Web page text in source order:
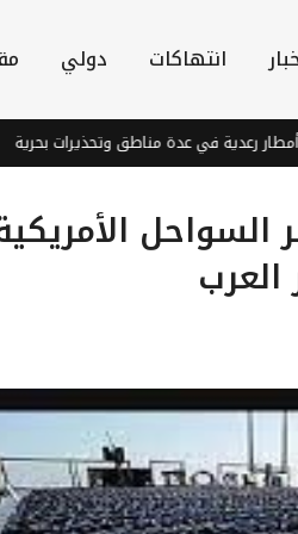
انتهاكات دولي
في عدة مناطق وتحذيرات بحرية